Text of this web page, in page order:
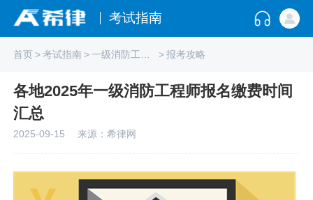
考试指南
首页>考试指南> > 报考攻略
各地2025年一级消防工程师报名缴费时间
汇总
2025-09-15 来源：希律网